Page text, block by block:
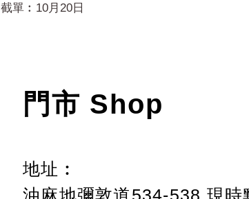
截單︰10月20日
門市 Shop
地址︰
油麻地彌敦道534-538 現時